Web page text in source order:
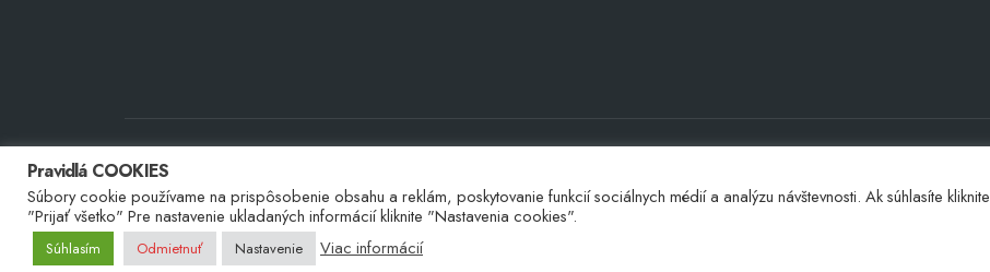
Smartsun © 2024. All Rights Reserved.
Pravidlá COOKIES
Súbory cookie používame na prispôsobenie obsahu a reklám, poskytovanie funkcií sociálnych médií a analýzu návštevnosti. Ak súhlasíte kliknite
"Prijať všetko" Pre nastavenie ukladaných informácií kliknite "Nastavenia cookies".
Súhlasím Odmietnuť Nastavenie Viac informácií